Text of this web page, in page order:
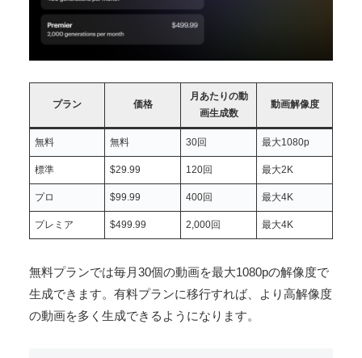
プラン 価格
月あたりの動
画生成数
動画解像度
無料 無料 30回 最大1080p
標準 $29.99 120回 最大2K
プロ $99.99 400回 最大4K
プレミア $499.99 2,000回 最大4K
無料プランでは毎月30個の動画を最大1080pの解像度で
生成できます。有料プランに移行すれば、より高解像度
の動画を多く生成できるようになります。